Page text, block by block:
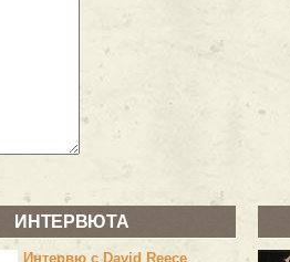
ИНТЕРВЮТА
Интервю с David Reece